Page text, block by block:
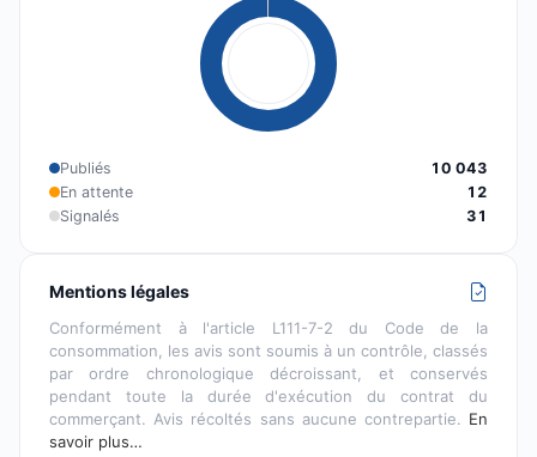
Publiés
10 043
En attente
12
Signalés
31
Mentions légales
Conformément à l'article L111-7-2 du Code de la
consommation, les avis sont soumis à un contrôle, classés
par ordre chronologique décroissant, et conservés
pendant toute la durée d'exécution du contrat du
commerçant. Avis récoltés sans aucune contrepartie. En
savoir plus…